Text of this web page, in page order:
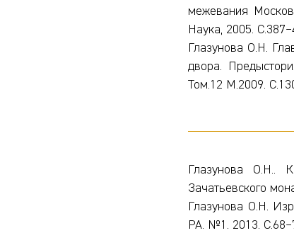
межевания
Наука, 2005.
Глазунова О.Н.
двора.
Том.12 М.2009.
Глазунова О.Н..
Зачатьевского
Глазунова О.Н.
РА. №1. 2013.